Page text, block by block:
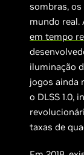
sombras,
mundo real.
em tempo
iluminação
jogos ainda
o DLSS 1.0,
taxas de